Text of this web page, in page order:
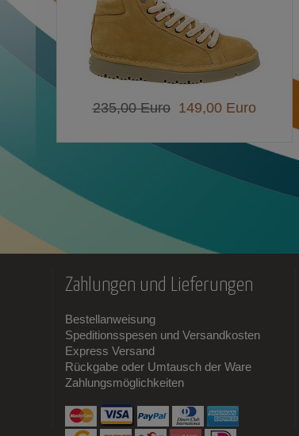
235,00 Euro149,00 Euro
Zahlungen und Lieferungen
Bestellanweisung
Speditionsspesen und Versandkosten
Express Versand
Rückgabe oder Umtausch der Ware
Zahlungsmöglichkeiten